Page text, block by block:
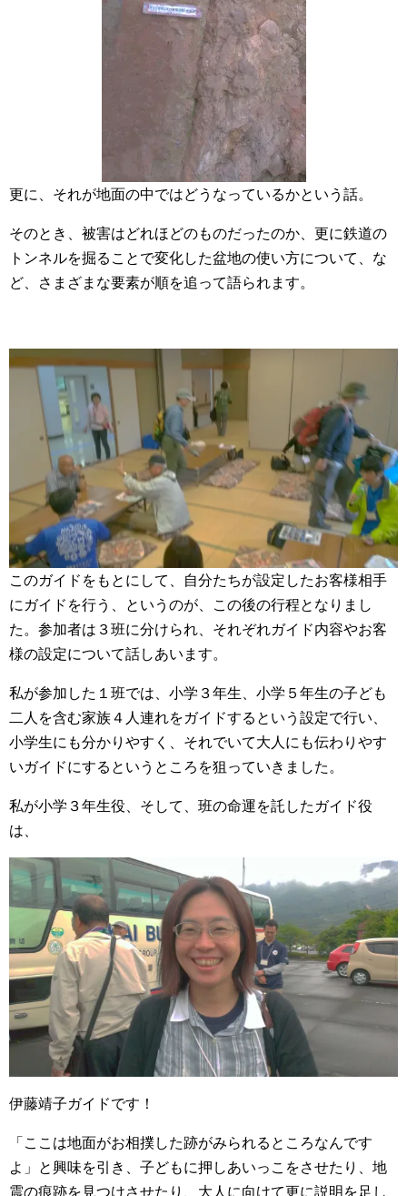
更に、それが地面の中ではどうなっているかという話。
そのとき、被害はどれほどのものだったのか、更に鉄道の
トンネルを掘ることで変化した盆地の使い方について、な
ど、さまざまな要素が順を追って語られます。
このガイドをもとにして、自分たちが設定したお客様相手
にガイドを行う、というのが、この後の行程となりまし
た。参加者は３班に分けられ、それぞれガイド内容やお客
様の設定について話しあいます。
私が参加した１班では、小学３年生、小学５年生の子ども
二人を含む家族４人連れをガイドするという設定で行い、
小学生にも分かりやすく、それでいて大人にも伝わりやす
いガイドにするというところを狙っていきました。
私が小学３年生役、そして、班の命運を託したガイド役
は、
伊藤靖子ガイドです！
「ここは地面がお相撲した跡がみられるところなんです
よ」と興味を引き、子どもに押しあいっこをさせたり、地
震の痕跡を見つけさせたり、大人に向けて更に説明を足し